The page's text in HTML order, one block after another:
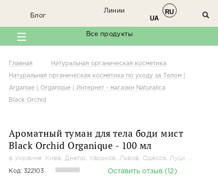
Все продукты
Линии
Блог
RU
UA
Главная Натуральная органическая косметика
Натуральная органическая косметика по уходу за Телом |
Arganiae | Organique | Интернет - магазин Naturalica
Black Orchid
Ароматный туман для тела боди мист
Black Orchid Organique - 100 мл
в Украине: Киев, Днепр, Харьков, Львов, Одесса, Луцк ...
Код: 322103 Оставить отзыв (12)
Мы в соцсетях ×
Заходите к нам в